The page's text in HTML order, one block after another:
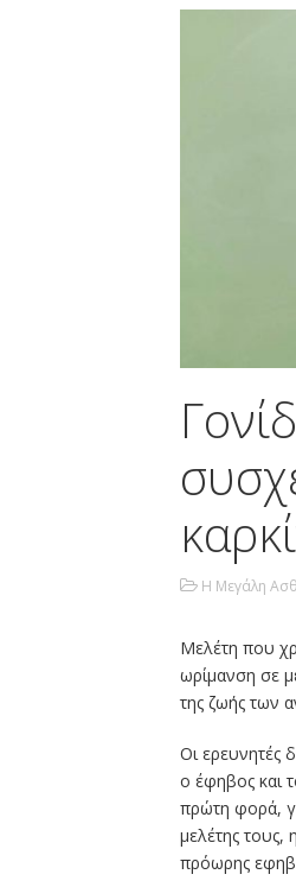
Η Μεγάλη
Μελέτη που
ωρίμανση σε
της ζωής των
Οι ερευνητές
ο έφηβος και
πρώτη φορά,
μελέτης τους,
πρόωρης